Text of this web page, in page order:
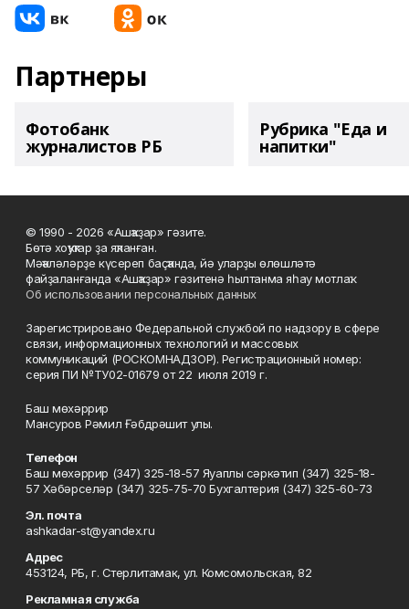
Партнеры
Фотобанк
журналистов РБ
Рубрика "Еда и
напитки"
© 1990 - 2026 «Ашҡаҙар» гәзите.
Бөтә хоҡуҡтар ҙа яҡланған.
Мәҡәләләрҙе күсереп баҫҡанда, йә уларҙы өлөшләтә
файҙаланғанда «Ашҡаҙар» гәзитенә һылтанма яһау мотлаҡ.
Об использовании персональных данных
Зарегистрировано Федеральной службой по надзору в сфере
связи, информационных технологий и массовых
коммуникаций (РОСКОМНАДЗОР). Регистрационный номер:
серия ПИ №ТУ02-01679 от 22 июля 2019 г.
Баш мөхәррир
Мансуров Рәмил Ғәбдрәшит улы.
Телефон
Баш мөхәррир (347) 325-18-57 Яуаплы сәркәтип (347) 325-18-
57 Хәбәрселәр (347) 325-75-70 Бухгалтерия (347) 325-60-73
Эл. почта
ashkadar-st@yandex.ru
Адрес
453124, РБ, г. Стерлитамак, ул. Комсомольская, 82
Рекламная служба